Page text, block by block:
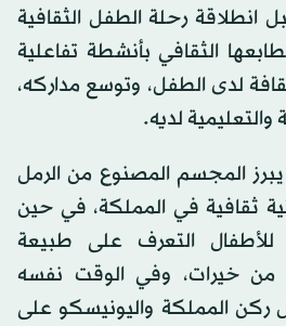
رحلة الطفل الثقافية
الثقافي بأنشطة تفاعلية
لدى الطفل، وتوسع مداركه،
والتعليمية لديه.
المجسم المصنوع من الرمل
ثقافية في المملكة، في حين
للأطفال التعرف على طبيعة
من خيرات، وفي الوقت نفسه
ركن المملكة واليونيسكو على